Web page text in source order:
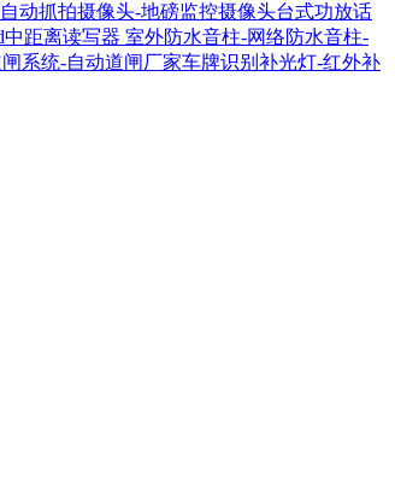
自动抓拍摄像头-地磅监控摄像头台式功放话
中距离读写器 室外防水音柱-网络防水音柱-
系统-自动道闸厂家车牌识别补光灯-红外补